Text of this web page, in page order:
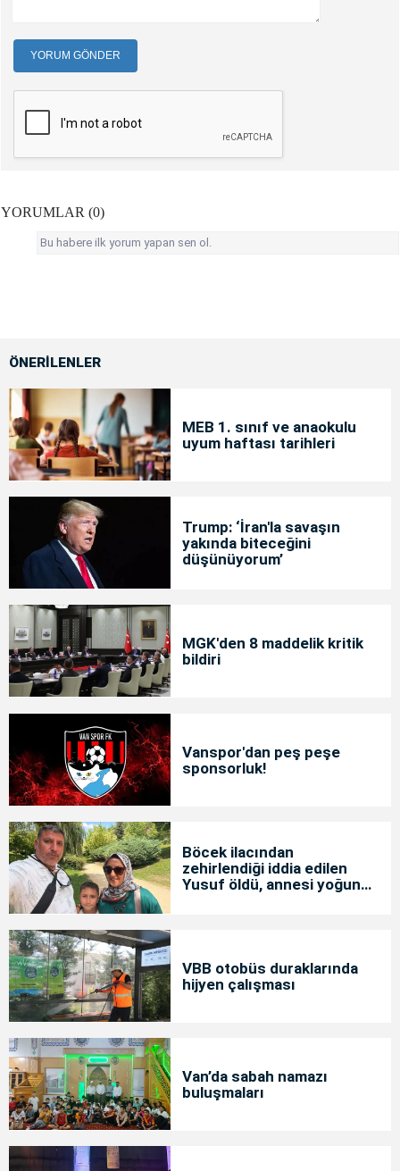
YORUM GÖNDER
YORUMLAR (0)
Bu habere ilk yorum yapan sen ol.
ÖNERİLENLER
MEB 1. sınıf ve anaokulu
uyum haftası tarihleri
Trump: ‘İran'la savaşın
yakında biteceğini
düşünüyorum’
MGK'den 8 maddelik kritik
bildiri
Vanspor'dan peş peşe
sponsorluk!
Böcek ilacından
zehirlendiği iddia edilen
Yusuf öldü, annesi yoğun
VBB otobüs duraklarında
hijyen çalışması
Van’da sabah namazı
buluşmaları